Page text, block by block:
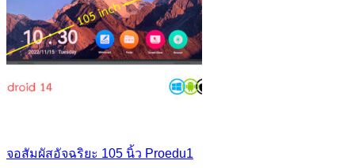
จอสัมผัสอัจฉริยะ 105 นิ้ว Proedu1